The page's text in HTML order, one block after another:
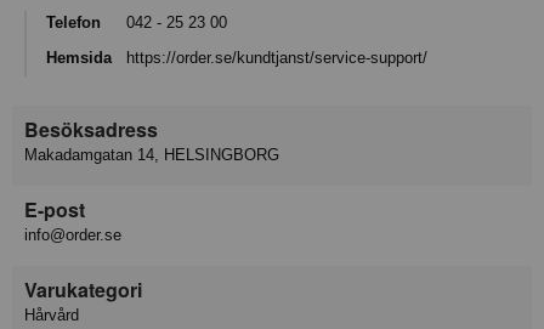
Telefon
042 - 25 23 00
Hemsida
https://order.se/kundtjanst/service-support/
Besöksadress
Makadamgatan 14, HELSINGBORG
E-post
info@order.se
Varukategori
Hårvård